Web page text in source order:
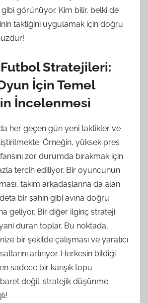
gibi görünüyor. Kim bilir, belki de
taktiğini uygulamak için doğru
Stratejileri:
İçin Temel
İncelenmesi
her geçen gün yeni taktikler ve
Örneğin, yüksek pres
zor durumda bırakmak için
tercih ediliyor. Bir oyuncunun
takım arkadaşlarına da alan
bir şahin gibi avına doğru
geliyor. Bir diğer ilginç strateji
duran toplar. Bu noktada,
bir şekilde çalışması ve yaratıcı
artırıyor. Herkesin bildiği
sadece bir karışık topu
değil; stratejik düşünme